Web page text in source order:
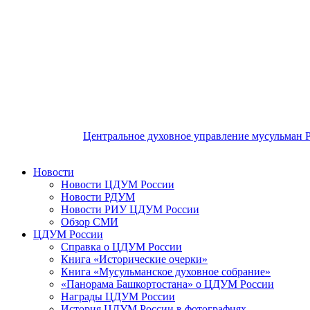
Центральное духовное управление мусульман
Новости
Новости ЦДУМ России
Новости РДУМ
Новости РИУ ЦДУМ России
Обзор СМИ
ЦДУМ России
Справка о ЦДУМ России
Книга «Исторические очерки»
Книга «Мусульманское духовное собрание»
«Панорама Башкортостана» о ЦДУМ России
Награды ЦДУМ России